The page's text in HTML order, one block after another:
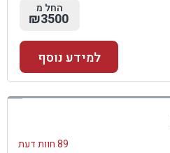
החל מ
₪3500
למידע נוסף
89 חוות דעת